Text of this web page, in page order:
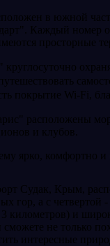
в южной
Каждый номер
просторные
круглосуточно
покрытие Wi-Fi,
расположены
и клубов.
ярко, комфортно и
Судак, Крым,
гор, а с
3 километров) и
не только
интересные